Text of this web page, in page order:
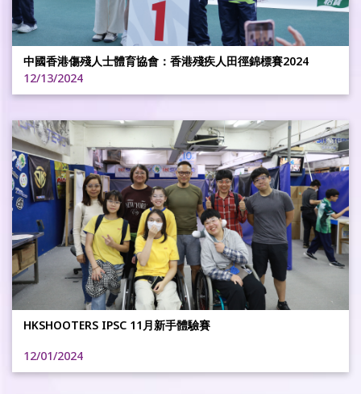
中國香港傷殘人士體育協會：香港殘疾人田徑錦標賽2024
12/13/2024
HKSHOOTERS IPSC 11月新手體驗賽
12/01/2024